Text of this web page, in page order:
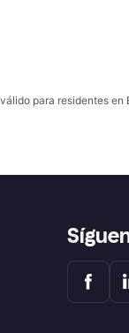
para residentes en